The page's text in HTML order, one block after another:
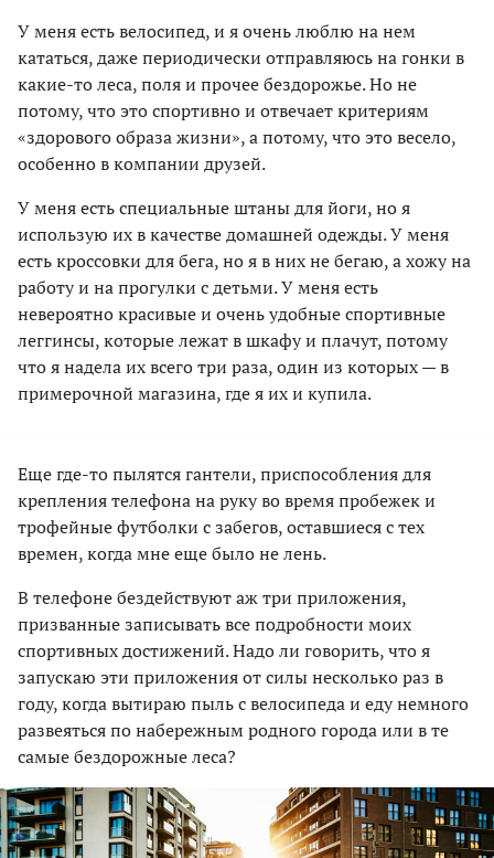
У меня есть велосипед, и я очень люблю на нем
кататься, даже периодически отправляюсь на гонки в
какие-то леса, поля и прочее бездорожье. Но не
потому, что это спортивно и отвечает критериям
«здорового образа жизни», а потому, что это весело,
особенно в компании друзей.
У меня есть специальные штаны для йоги, но я
использую их в качестве домашней одежды. У меня
есть кроссовки для бега, но я в них не бегаю, а хожу на
работу и на прогулки с детьми. У меня есть
невероятно красивые и очень удобные спортивные
леггинсы, которые лежат в шкафу и плачут, потому
что я надела их всего три раза, один из которых — в
примерочной магазина, где я их и купила.
Еще где-то пылятся гантели, приспособления для
крепления телефона на руку во время пробежек и
трофейные футболки с забегов, оставшиеся с тех
времен, когда мне еще было не лень.
В телефоне бездействуют аж три приложения,
призванные записывать все подробности моих
спортивных достижений. Надо ли говорить, что я
запускаю эти приложения от силы несколько раз в
году, когда вытираю пыль с велосипеда и еду немного
развеяться по набережным родного города или в те
самые бездорожные леса?